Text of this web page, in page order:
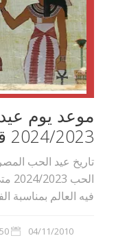
موعد يوم
2024/2023 قصة، تاريخ، تهنئة
فيه العالم بمناسبة
04/11/2010 50 تعليق